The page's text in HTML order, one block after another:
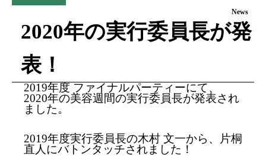
News
2020年の実行委員長が発
表！
2019年度 ファイナルパーティーにて、
2020年の美容週間の実行委員長が発表され
ました。
2019年度実行委員長の木村 文一から、片桐
直人にバトンタッチされました！